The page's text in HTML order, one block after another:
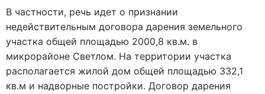
В частности, речь идет о признании
недействительным договора дарения земельного
участка общей площадью 2000,8 кв.м. в
микрорайоне Светлом. На территории участка
располагается жилой дом общей площадью 332,1
кв.м и надворные постройки. Договор дарения